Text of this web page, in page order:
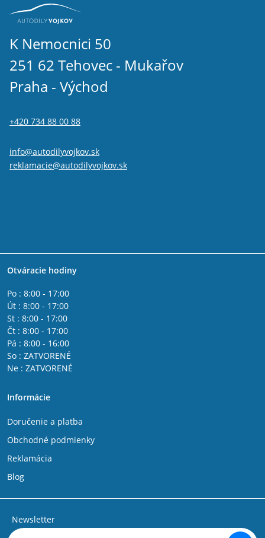
K Nemocnici 50
251 62 Tehovec - Mukařov
Praha - Východ
+420 734 88 00 88
info@autodilyvojkov.sk
reklamacie@autodilyvojkov.sk
Otváracie hodiny
Po : 8:00 - 17:00
Út : 8:00 - 17:00
St : 8:00 - 17:00
Čt : 8:00 - 17:00
Pá : 8:00 - 16:00
So : ZATVORENÉ
Ne : ZATVORENÉ
Informácie
Doručenie a platba
Obchodné podmienky
Reklamácia
Blog
Newsletter